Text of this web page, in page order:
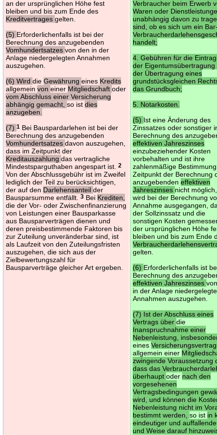
an der ursprünglichen Höhe fest
bleiben und bis zum Ende des
Kreditvertragesgelten.
(5) Erforderlichenfalls ist bei der
Berechnung des anzugebenden
Vomhundertsatzesvon den in der
Anlage niedergelegten Annahmen
auszugehen.
(6) WirddieGewährungeines Kredits
allgemeinvoneiner Mitgliedschaftoder
vom Abschluss einer Versicherung
abhängig gemacht,so istdies
anzugeben.
(7)1 Bei Bauspardarlehen ist bei der
Berechnung des anzugebenden
Vomhundertsatzesdavon auszugehen,
dass im Zeitpunkt der
Kreditauszahlungdas vertragliche
Mindestsparguthaben angespart ist.2
Von der Abschlussgebühr ist im Zweifel
lediglich der Teil zu berücksichtigen,
der auf den Darlehensanteilder
Bausparsumme entfällt.3 Bei Krediten,
die der Vor- oder Zwischenfinanzierung
von Leistungen einer Bausparkasse
aus Bausparverträgen dienen und
deren preisbestimmende Faktoren bis
zur Zuteilung unveränderbar sind, ist
als Laufzeit von den Zuteilungsfristen
auszugehen, die sich aus der
Zielbewertungszahl für
Bausparverträge gleicher Art ergeben.
Verbraucher beim Erwerb
Waren oder
unabhängig davon zu
sind, ob es sich um ein
handelt;
4. Gebühren für die
der Eigentumsübertragung
der Übertragung eines
grundstücksgleichen
das Grundbuch;
5. Notarkosten.
(5) Ist eine Änderung des
Zinssatzes oder sonstiger
Berechnung des
effektiven Jahreszinses
einzubeziehender Kosten
vorbehalten und ist ihre
zahlenmäßige
Zeitpunkt der Berechnung
anzugebendeneffektiven
Jahreszinses nicht
wird bei der Berechnung
Annahme ausgegangen,
der Sollzinssatz und die
sonstigen Kosten
der ursprünglichen Höhe
bleiben und bis zum Ende
gelten.
(6) Erforderlichenfalls ist
Berechnung des
effektiven Jahreszinses
in der Anlage
Annahmen auszugehen.
(7) Ist der Abschluss eines
Vertrags überdie
Inanspruchnahme einer
Nebenleistung,
eines
allgemein einer
zwingende Voraussetzung
dass das
überhauptoder nach den
vorgesehenen
Vertragsbedingungen
wird, und können die
Nebenleistung nicht im
bestimmt werden,so ist in
eindeutiger und
und Weise darauf